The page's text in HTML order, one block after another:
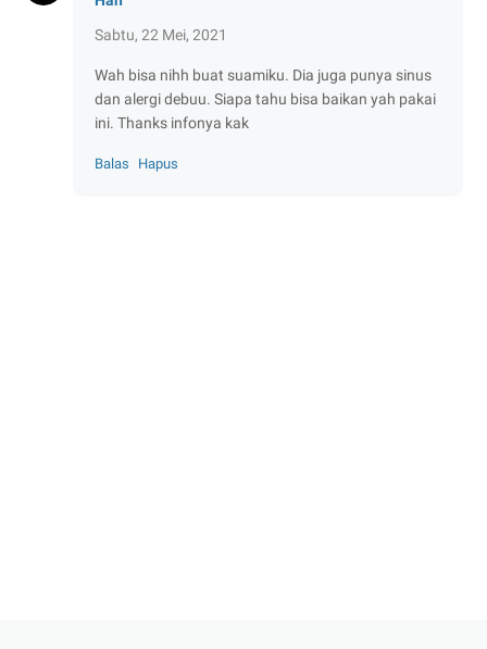
Sabtu, 22 Mei, 2021
Wah bisa nihh buat suamiku. Dia juga punya sinus
dan alergi debuu. Siapa tahu bisa baikan yah pakai
ini. Thanks infonya kak
Balas Hapus